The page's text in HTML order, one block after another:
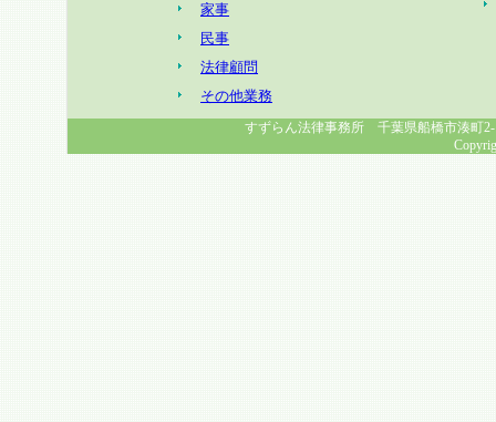
家事
民事
法律顧問
その他業務
すずらん法律事務所 千葉県船橋市湊町